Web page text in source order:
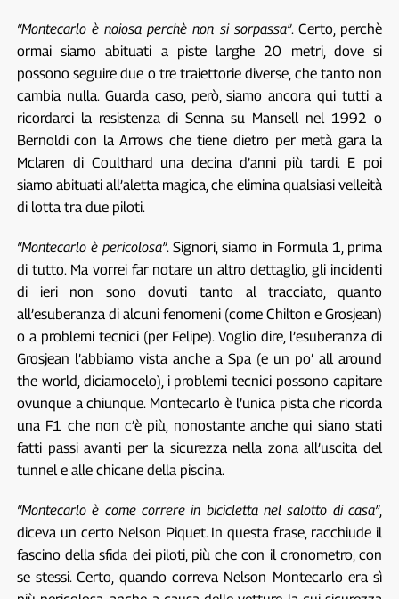
“Montecarlo è noiosa perchè non si sorpassa”. Certo, perchè
ormai siamo abituati a piste larghe 20 metri, dove si
possono seguire due o tre traiettorie diverse, che tanto non
cambia nulla. Guarda caso, però, siamo ancora qui tutti a
ricordarci la resistenza di Senna su Mansell nel 1992 o
Bernoldi con la Arrows che tiene dietro per metà gara la
Mclaren di Coulthard una decina d’anni più tardi. E poi
siamo abituati all’aletta magica, che elimina qualsiasi velleità
di lotta tra due piloti.
“Montecarlo è pericolosa”. Signori, siamo in Formula 1, prima
di tutto. Ma vorrei far notare un altro dettaglio, gli incidenti
di ieri non sono dovuti tanto al tracciato, quanto
all’esuberanza di alcuni fenomeni (come Chilton e Grosjean)
o a problemi tecnici (per Felipe). Voglio dire, l’esuberanza di
Grosjean l’abbiamo vista anche a Spa (e un po’ all around
the world, diciamocelo), i problemi tecnici possono capitare
ovunque a chiunque. Montecarlo è l’unica pista che ricorda
una F1 che non c’è più, nonostante anche qui siano stati
fatti passi avanti per la sicurezza nella zona all’uscita del
tunnel e alle chicane della piscina.
“Montecarlo è come correre in bicicletta nel salotto di casa”,
diceva un certo Nelson Piquet. In questa frase, racchiude il
fascino della sfida dei piloti, più che con il cronometro, con
se stessi. Certo, quando correva Nelson Montecarlo era sì